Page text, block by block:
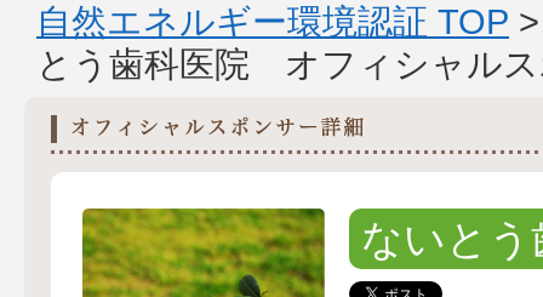
自然エネルギー環境認証 TOP
とう歯科医院 オフィシャル
ないとう